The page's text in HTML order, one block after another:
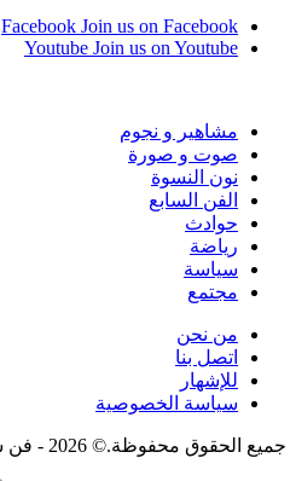
Facebook Join us on Facebook
Youtube Join us on Youtube
مشاهير و نجوم
صوت و صورة
نون النسوة
الفن السابع
حوادث
رياضة
سياسة
مجتمع
من نحن
اتصل بنا
للإشهار
سياسة الخصوصية
جميع الحقوق محفوظة.© 2026 - فن سبور .